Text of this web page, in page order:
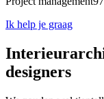
Ik help je graag
designers